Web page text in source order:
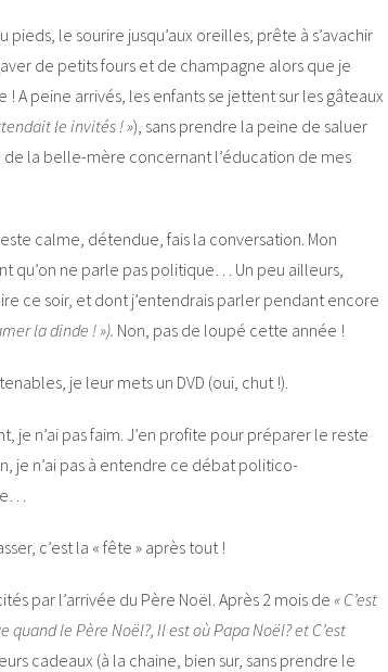
le sourire jusqu’aux oreilles, prête à s’avachir
de petits fours et de champagne alors que je
A peine arrivés, les enfants se jettent sur les gâteaux
le invités ! »), sans prendre la peine de saluer
de la belle-mère concernant l’éducation de mes
calme, détendue, fais la conversation. Mon
qu’on ne parle pas politique… Un peu ailleurs,
ce soir, et dont j’entendrais parler pendant encore
la dinde ! »). Non, pas de loupé cette année !
je leur mets un DVD (oui, chut !).
je n’ai pas faim. J’en profite pour préparer le reste
je n’ai pas à entendre ce débat politico-
c’est la « fête » après tout !
par l’arrivée du Père Noël. Après 2 mois de « C’est
quand le Père Noël?, Il est où Papa Noël? et C’est
cadeaux (à la chaine, bien sur, sans prendre le